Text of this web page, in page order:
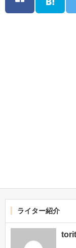
ライター紹介